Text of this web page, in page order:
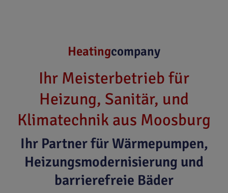
Heatingcompany
Ihr Meisterbetrieb für
Heizung, Sanitär, und
Klimatechnik aus Moosburg
Ihr Partner für Wärmepumpen,
Heizungsmodernisierung und
barrierefreie Bäder